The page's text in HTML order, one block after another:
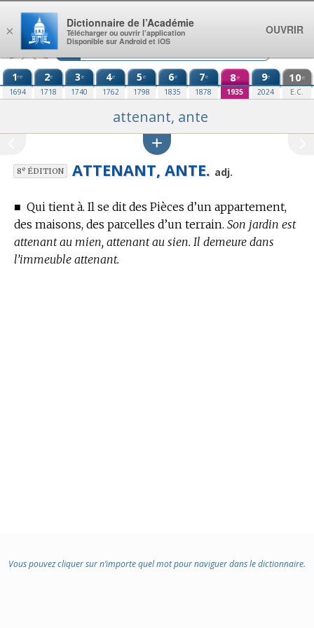
Aller au contenu
1re
1694
2e
1718
3e
1740
4e
1762
5e
1798
6e
1835
7e
1878
8e
1935
9e
2024
10e
E.C.
attenant, ante
8eÉDITION ATTENANT, ANTE. adj.
■ Qui tient à. Il se dit des Pièces d’un appartement,
des maisons, des parcelles d’un terrain. Son jardin est
attenant au mien, attenant au sien. Il demeure dans
l’immeuble attenant.
Vous pouvez cliquer sur n’importe quel mot pour naviguer dans le dictionnaire.
×
Dictionnaire de l’Académie
Télécharger ou ouvrir l’application
Disponible sur Android et iOS
OUVRIR